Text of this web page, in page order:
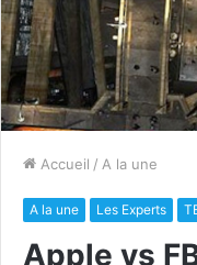
Accueil / A la une
A la une Les Experts
Apple vs